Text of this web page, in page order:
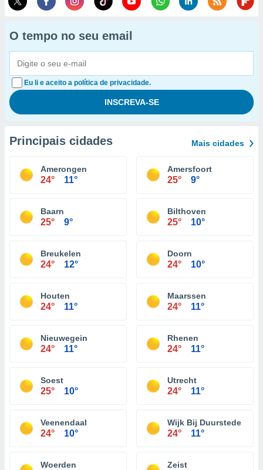
O tempo no seu email
Eu li e aceito a política de privacidade.
Principais cidades Mais cidades
Amerongen
24° 11°
Amersfoort
25° 9°
Baarn
25° 9°
Bilthoven
25° 10°
Breukelen
24° 12°
Doorn
24° 10°
Houten
24° 11°
Maarssen
24° 11°
Nieuwegein
24° 11°
Rhenen
24° 11°
Soest
25° 10°
Utrecht
24° 11°
Veenendaal
24° 10°
Wijk Bij Duurstede
24° 11°
Woerden Zeist